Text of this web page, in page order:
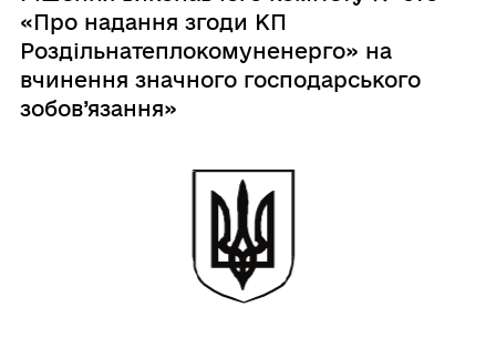
«Про надання згоди КП
Роздільнатеплокомуненерго» на
вчинення значного господарського
зобов’язання»